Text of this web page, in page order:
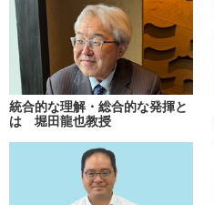
統合的な理解・総合的な発揮と
は 堀田龍也教授